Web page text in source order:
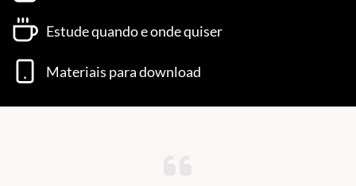
Estude quando e onde quiser
Materiais para download